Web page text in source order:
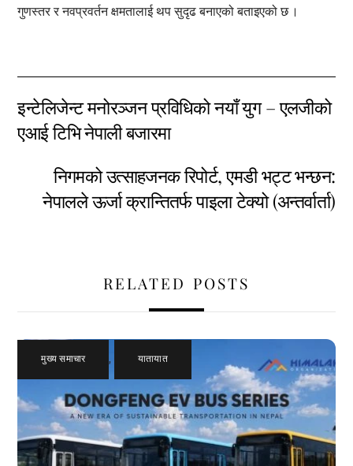
गुणस्तर र नवप्रवर्तन क्षमतालाई थप सुदृढ बनाएको बताइएको छ ।
इन्टेलिजेन्ट मनोरञ्जन प्रविधिको नयाँ युग – एलजीको
एआई टिभि नेपाली बजारमा
निगमको उत्साहजनक रिपोर्ट, एमडी भट्ट भन्छन:
नेपालले ऊर्जा क्रान्तितर्फ पाइला टेक्यो (अन्तर्वार्ता)
RELATED POSTS
मुख्य समाचार , यातायात